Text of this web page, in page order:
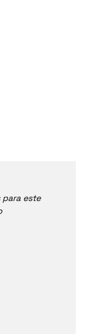
este